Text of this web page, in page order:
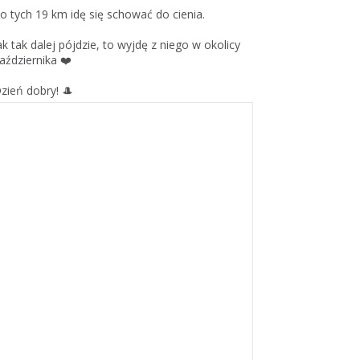
tych 19 km idę się schować do cienia.
tak dalej pójdzie, to wyjdę z niego w okolicy
❤️
dobry! 🎩